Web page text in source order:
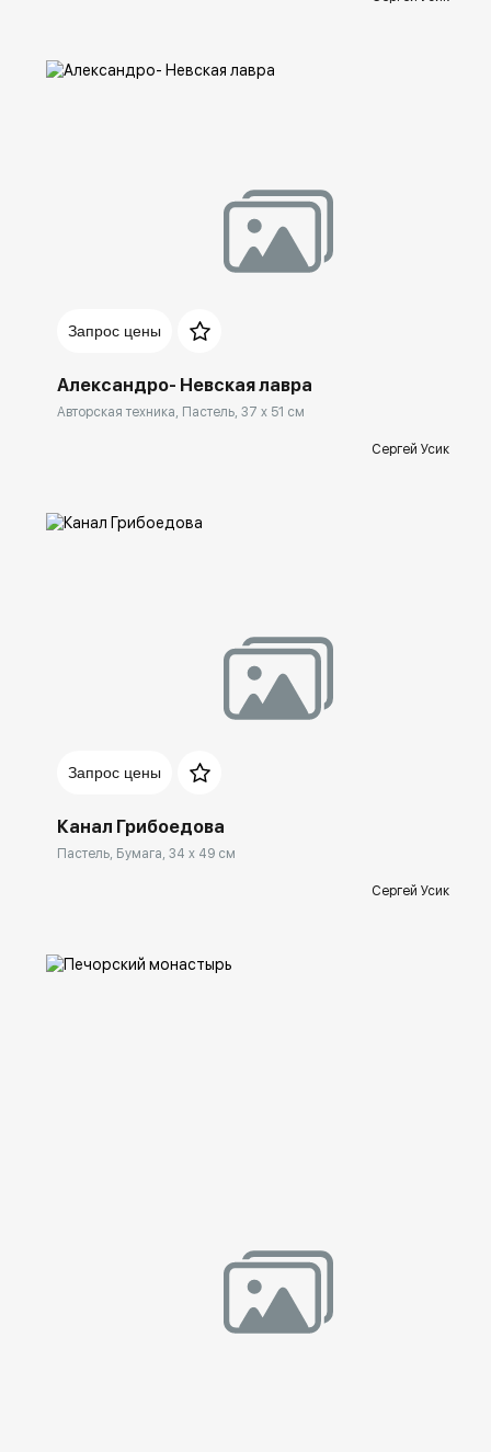
Запрос цены
Александро- Невская лавра
Авторская техника, Пастель, 37 x 51 см
Сергей Усик
Запрос цены
Канал Грибоедова
Пастель, Бумага, 34 x 49 см
Сергей Усик